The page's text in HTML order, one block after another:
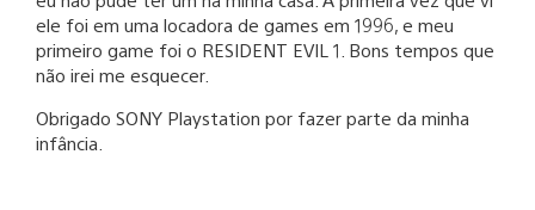
ele foi em uma locadora de games em 1996, e meu
primeiro game foi o RESIDENT EVIL 1. Bons tempos que
não irei me esquecer.
Obrigado SONY Playstation por fazer parte da minha
infância.